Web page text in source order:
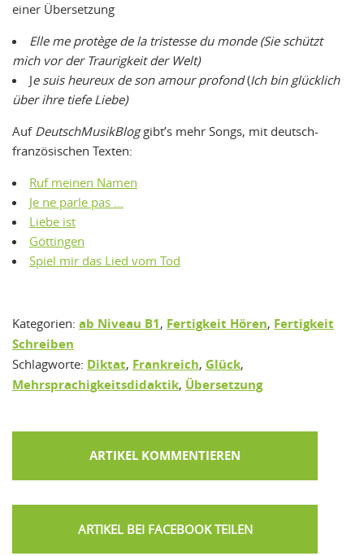
einer Übersetzung
Elle me protège de la tristesse du monde (Sie schützt
mich vor der Traurigkeit der Welt)
Je suis heureux de son amour profond(Ich bin glücklich
über ihre tiefe Liebe)
Auf DeutschMusikBloggibt’s mehr Songs, mit deutsch-
französischen Texten:
Ruf meinen Namen
Je ne parle pas …
Liebe ist
Göttingen
Spiel mir das Lied vom Tod
Kategorien: ab Niveau B1, Fertigkeit Hören, Fertigkeit
Schreiben
Schlagworte: Diktat, Frankreich, Glück,
Mehrsprachigkeitsdidaktik, Übersetzung
ARTIKEL KOMMENTIEREN